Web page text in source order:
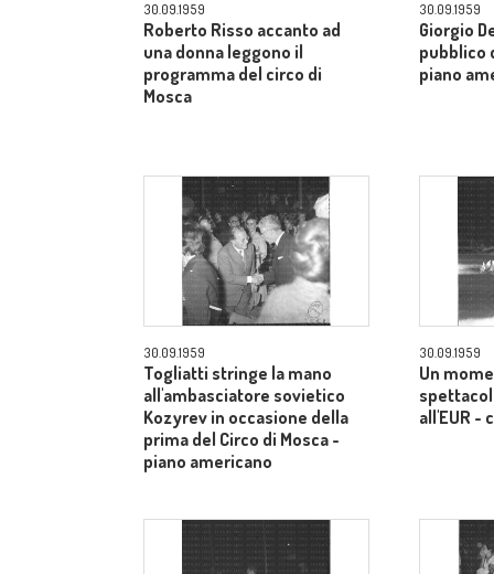
30.09.1959
Roberto Risso accanto ad
una donna leggono il
programma del circo di
Mosca
30.09.1959
Giorgio
pubblico
piano
30.09.1959
Togliatti stringe la mano
all'ambasciatore sovietico
Kozyrev in occasione della
prima del Circo di Mosca -
piano americano
30.09.1959
Un
all'EUR -